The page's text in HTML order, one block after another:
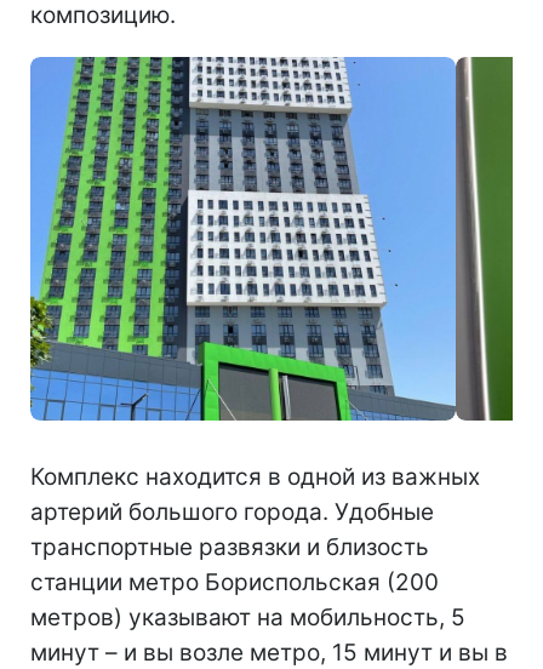
композицию.
Комплекс находится в одной из важных
артерий большого города. Удобные
транспортные развязки и близость
станции метро Бориспольская (200
метров) указывают на мобильность, 5
минут – и вы возле метро, 15 минут и вы в